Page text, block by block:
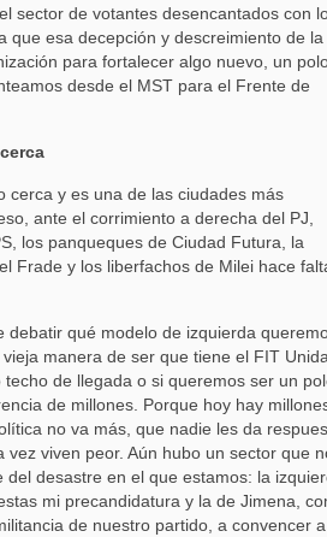
sector de votantes desencantados con
que esa decepción y descreimiento de la
para fortalecer algo nuevo, un
desde el MST para el Frente de
cerca y es una de las ciudades más
ante el corrimiento a derecha del PJ,
los panqueques de Ciudad Futura, la
Frade y los liberfachos de Milei hace
debatir qué modelo de izquierda
manera de ser que tiene el FIT
de llegada o si queremos ser un
de millones. Porque hoy hay
no va más, que nadie les da
vez viven peor. Aún hubo un sector que
del desastre en el que estamos: la
mi precandidatura y la de Jimena,
de nuestro partido, a convencer a